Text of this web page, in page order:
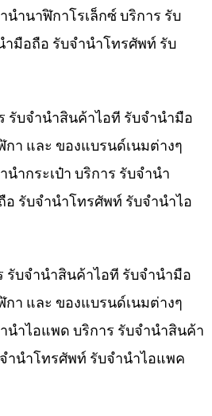
นำนาฬิกาโรเล็กซ์ บริการ รับ
มือถือ รับจำนำโทรศัพท์ รับ
รับจำนำสินค้าไอที รับจำนำมือ
า และ ของแบรนด์เนมต่างๆ
ำกระเป๋า บริการ รับจำนำ
รับจำนำโทรศัพท์ รับจำนำไอ
รับจำนำสินค้าไอที รับจำนำมือ
า และ ของแบรนด์เนมต่างๆ
นำไอแพด บริการ รับจำนำสินค้า
ำนำโทรศัพท์ รับจำนำไอแพค